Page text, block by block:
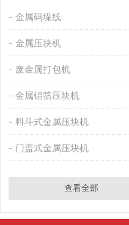
金属码垛线
金属压块机
废金属打包机
金属铝箔压块机
料斗式金属压块机
门盖式金属压块机
查看全部